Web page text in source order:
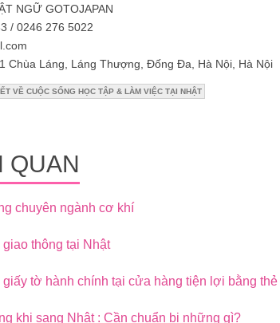
NGỮ GOTOJAPAN
/ 0246 276 5022
Chùa Láng, Láng Thượng, Đống Đa, Hà Nội, Hà Nội
VỀ CUỘC SỐNG HỌC TẬP & LÀM VIỆC TẠI NHẬT
QUAN
chuyên ngành cơ khí
giao thông tại Nhật
giấy tờ hành chính tại cửa hàng tiện lợi bằng thẻ
khi sang Nhật : Cần chuẩn bị những gì?